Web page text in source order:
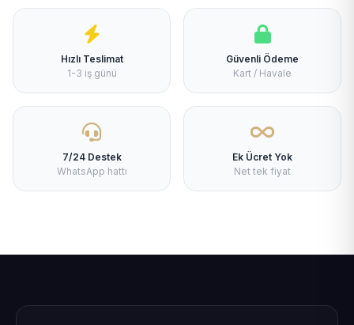
Hızlı Teslimat
1-3 iş günü
Güvenli Ödeme
Kart / Havale
7/24 Destek
WhatsApp hattı
Ek Ücret Yok
Net tek fiyat